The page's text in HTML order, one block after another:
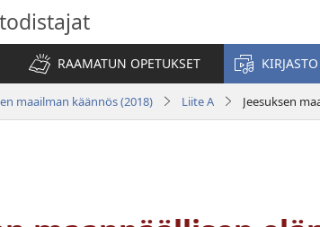
RAAMATUN OPETUKSET KIRJASTO
maailman käännös (2018) Liite A